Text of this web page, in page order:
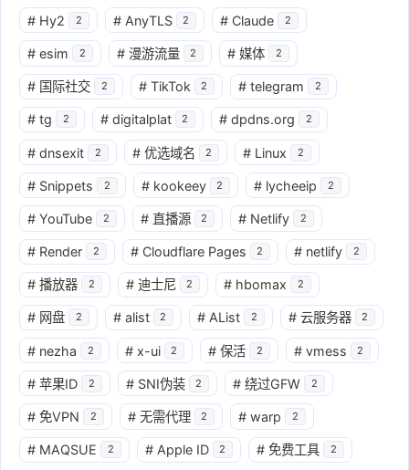
# Hy2 2 # AnyTLS 2 # Claude 2
# esim 2 # 漫游流量 2 # 媒体 2
# 国际社交 2 # TikTok 2 # telegram 2
# tg 2 # digitalplat 2 # dpdns.org 2
# dnsexit 2 # 优选域名 2 # Linux 2
# Snippets 2 # kookeey 2 # lycheeip 2
# YouTube 2 # 直播源 2 # Netlify 2
# Render 2 # Cloudflare Pages 2 # netlify 2
# 播放器 2 # 迪士尼 2 # hbomax 2
# 网盘 2 # alist 2 # AList 2 # 云服务器 2
# nezha 2 # x-ui 2 # 保活 2 # vmess 2
# 苹果ID 2 # SNI伪装 2 # 绕过GFW 2
# 免VPN 2 # 无需代理 2 # warp 2
# MAQSUE 2 # Apple ID 2 # 免费工具 2